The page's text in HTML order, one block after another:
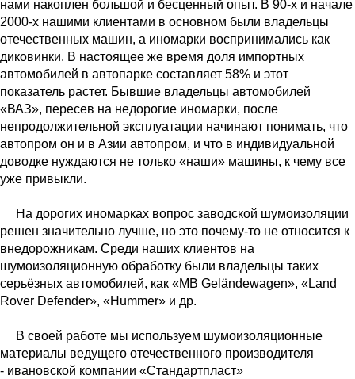
нами накоплен большой и бесценный опыт. В 90-х и начале
2000-х нашими клиентами в основном были владельцы
отечественных машин, а иномарки воспринимались как
диковинки. В настоящее же время доля импортных
автомобилей в автопарке составляет 58% и этот
показатель растет. Бывшие владельцы автомобилей
«ВАЗ», пересев на недорогие иномарки, после
непродолжительной эксплуатации начинают понимать, что
автопром он и в Азии автопром, и что в индивидуальной
доводке нуждаются не только «наши» машины, к чему все
уже привыкли.
На дорогих иномарках вопрос заводской шумоизоляции
решен значительно лучше, но это почему-то не относится к
внедорожникам. Среди наших клиентов на
шумоизоляционную обработку были владельцы таких
серьёзных автомобилей, как «MB Geländewagen», «Land
Rover Defender», «Hummer» и др.
В своей работе мы используем шумоизоляционные
материалы ведущего отечественного производителя
- ивановской компании «Стандартпласт»